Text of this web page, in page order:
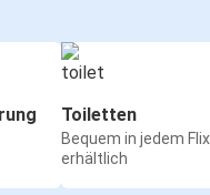
Toiletten
Bequem in jedem
erhältlich